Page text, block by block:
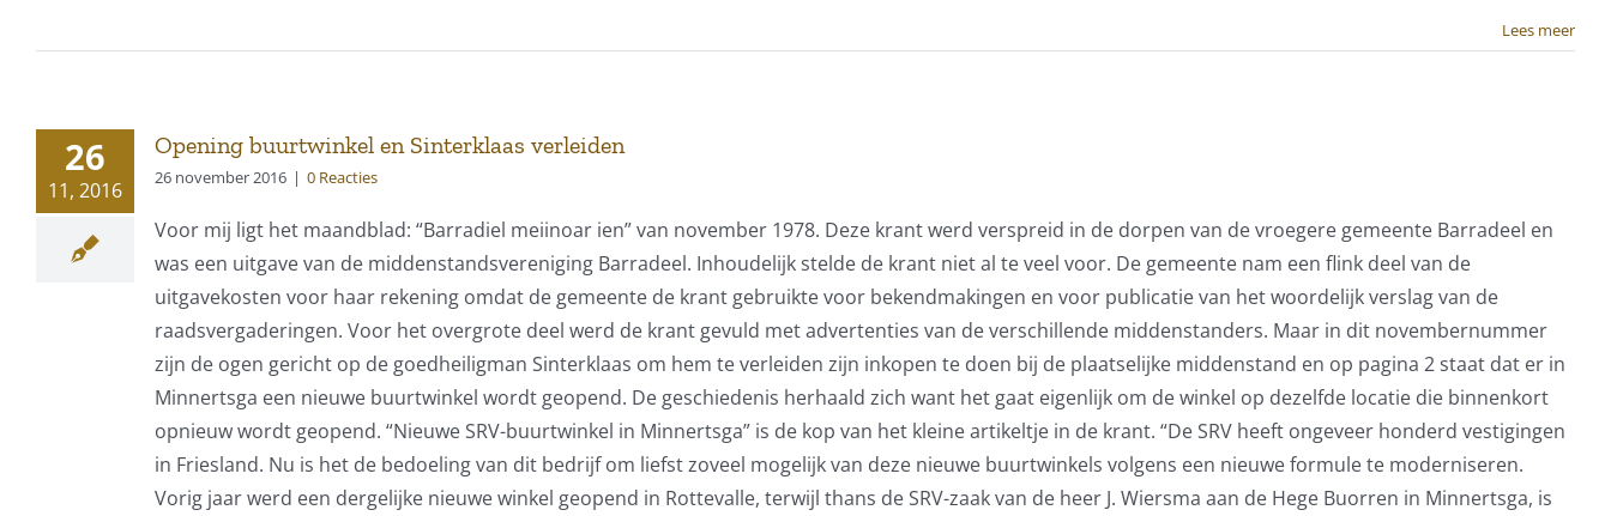
Lees meer
26
11, 2016
Opening buurtwinkel en Sinterklaas verleiden
26 november 2016 | 0 Reacties
Voor mij ligt het maandblad: “Barradiel meiinoar ien” van november 1978. Deze krant werd verspreid in de dorpen van de vroegere gemeente Barradeel en
was een uitgave van de middenstandsvereniging Barradeel. Inhoudelijk stelde de krant niet al te veel voor. De gemeente nam een flink deel van de
uitgavekosten voor haar rekening omdat de gemeente de krant gebruikte voor bekendmakingen en voor publicatie van het woordelijk verslag van de
raadsvergaderingen. Voor het overgrote deel werd de krant gevuld met advertenties van de verschillende middenstanders. Maar in dit novembernummer
zijn de ogen gericht op de goedheiligman Sinterklaas om hem te verleiden zijn inkopen te doen bij de plaatselijke middenstand en op pagina 2 staat dat er in
Minnertsga een nieuwe buurtwinkel wordt geopend. De geschiedenis herhaald zich want het gaat eigenlijk om de winkel op dezelfde locatie die binnenkort
opnieuw wordt geopend. “Nieuwe SRV-buurtwinkel in Minnertsga” is de kop van het kleine artikeltje in de krant. “De SRV heeft ongeveer honderd vestigingen
in Friesland. Nu is het de bedoeling van dit bedrijf om liefst zoveel mogelijk van deze nieuwe buurtwinkels volgens een nieuwe formule te moderniseren.
Vorig jaar werd een dergelijke nieuwe winkel geopend in Rottevalle, terwijl thans de SRV-zaak van de heer J. Wiersma aan de Hege Buorren in Minnertsga, is